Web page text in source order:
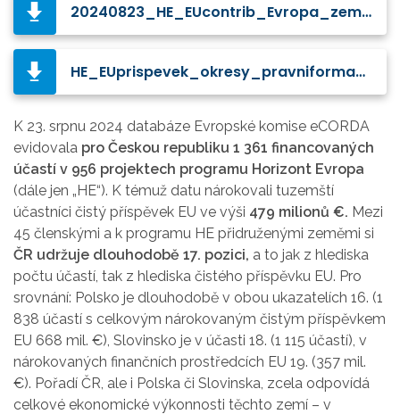
20240823_HE_EUcontrib_Evropa_zeme.jpg
HE_EUprispevek_okresy_pravniforma_20240823.jpg
K 23. srpnu 2024 databáze Evropské komise eCORDA
evidovala pro Českou republiku 1 361 financovaných
účastí v 956 projektech programu Horizont Evropa
(dále jen „HE“). K témuž datu nárokovali tuzemští
účastníci čistý příspěvek EU ve výši 479 milionů €. Mezi
45 členskými a k programu HE přidruženými zeměmi si
ČR udržuje dlouhodobě 17. pozici, a to jak z hlediska
počtu účastí, tak z hlediska čistého příspěvku EU. Pro
srovnání: Polsko je dlouhodobě v obou ukazatelích 16. (1
838 účastí s celkovým nárokovaným čistým příspěvkem
EU 668 mil. €), Slovinsko je v účasti 18. (1 115 účastí), v
nárokovaných finančních prostředcích EU 19. (357 mil.
€). Pořadí ČR, ale i Polska či Slovinska, zcela odpovídá
celkové ekonomické výkonnosti těchto zemí – v